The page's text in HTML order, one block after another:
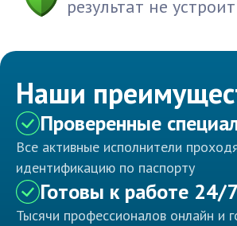
результат не устроит
Наши
Проверенные
Все активные исполнители
идентификацию по паспорту
Готовы к работе 24/7
Тысячи профессионалов онлайн и